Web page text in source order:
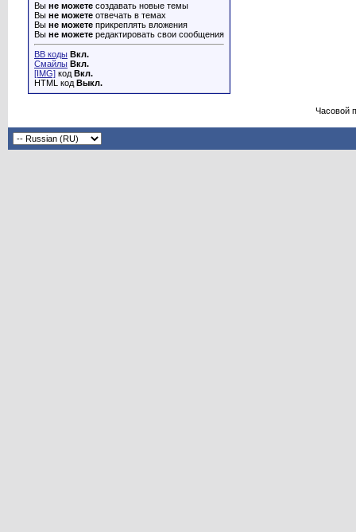
Вы не можете создавать новые темы
Вы не можете отвечать в темах
Вы не можете прикреплять вложения
Вы не можете редактировать свои сообщения
BB коды Вкл.
Смайлы Вкл.
[IMG] код Вкл.
HTML код Выкл.
Часовой